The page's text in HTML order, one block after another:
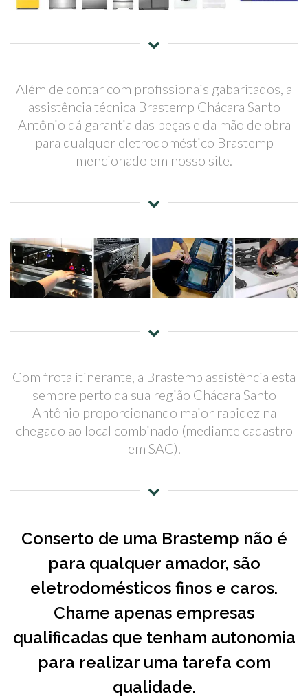
Além de contar com profissionais gabaritados, a
assistência técnica Brastemp Chácara Santo
Antônio dá garantia das peças e da mão de obra
para qualquer eletrodoméstico Brastemp
mencionado em nosso site.
Com frota itinerante, a Brastemp assistência esta
sempre perto da sua região Chácara Santo
Antônio proporcionando maior rapidez na
chegado ao local combinado (mediante cadastro
em SAC).
Conserto de uma Brastemp não é
para qualquer amador, são
eletrodomésticos finos e caros.
Chame apenas empresas
qualificadas que tenham autonomia
para realizar uma tarefa com
qualidade.